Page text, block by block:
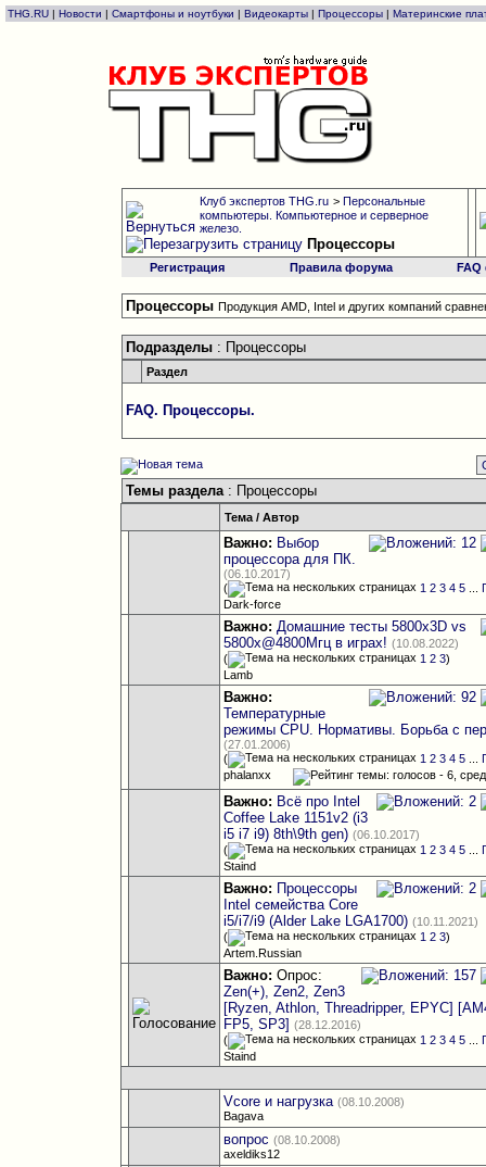
THG.RU | Новости | Смартфоны и ноутбуки | Видеокарты | Процессоры | Материнские
Клуб экспертов THG.ru > Персональные
компьютеры. Компьютерное и серверное
железо.
Процессоры
Регистрация Правила форума
Процессоры Продукция AMD, Intel и других компаний
Подразделы: Процессоры
Раздел
FAQ. Процессоры.
Темы раздела: Процессоры
Тема /Автор
Важно: Выбор
процессора для ПК.
(06.10.2017)
(
1 2 3 4 5 ...
Dark-force
Важно: Домашние тесты 5800x3D vs
5800x@4800Мгц в играх! (10.08.2022)
(
1 2 3)
Lamb
Важно:
Температурные
режимы CPU. Нормативы. Борьба с
(27.01.2006)
(
1 2 3 4 5 ...
phalanxx
Важно: Всё про Intel
Coffee Lake 1151v2 (i3
i5 i7 i9) 8th\9th gen) (06.10.2017)
(
1 2 3 4 5 ...
Staind
Важно: Процессоры
Intel семейства Core
i5/i7/i9 (Alder Lake LGA1700) (10.11.2021)
(
1 2 3)
Artem.Russian
Важно: Опрос:
Zen(+), Zen2, Zen3
[Ryzen, Athlon, Threadripper, EPYC]
FP5, SP3] (28.12.2016)
(
1 2 3 4 5 ...
Staind
Vcore и нагрузка (08.10.2008)
Bagava
вопрос (08.10.2008)
axeldiks12